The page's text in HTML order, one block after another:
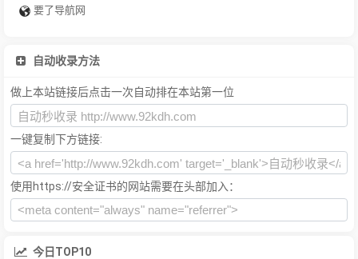
要了导航网
自动收录方法
做上本站链接后点击一次自动排在本站第一位
一键复制下方链接:
使用https://安全证书的网站需要在头部加入：
今日TOP10